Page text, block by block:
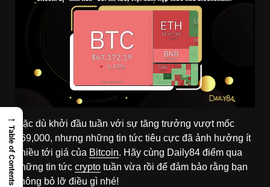
Mặc dù khởi đầu tuần với sự tăng trưởng vượt mốc
$69,000, nhưng những tin tức tiêu cực đã ảnh hưởng ít
nhiều tới giá của Bitcoin. Hãy cùng Daily84 điểm qua
những tin tức crypto tuần vừa rồi để đảm bảo rằng bạn
không bỏ lỡ điều gì nhé!
→
Table of Contents